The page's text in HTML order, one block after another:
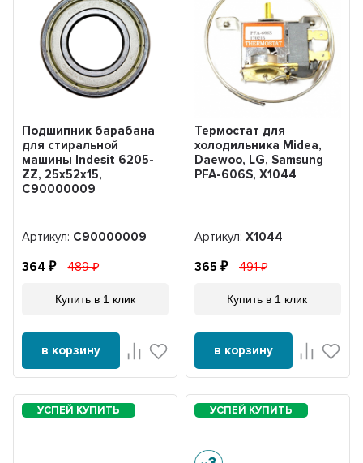
Подшипник барабана
для стиральной
машины Indesit 6205-
ZZ, 25x52x15,
C90000009
Артикул: C90000009
364 489
Купить в 1 клик
в корзину
Термостат для
холодильника Midea,
Daewoo, LG, Samsung
PFA-606S, Х1044
Артикул: Х1044
365 491
Купить в 1 клик
в корзину